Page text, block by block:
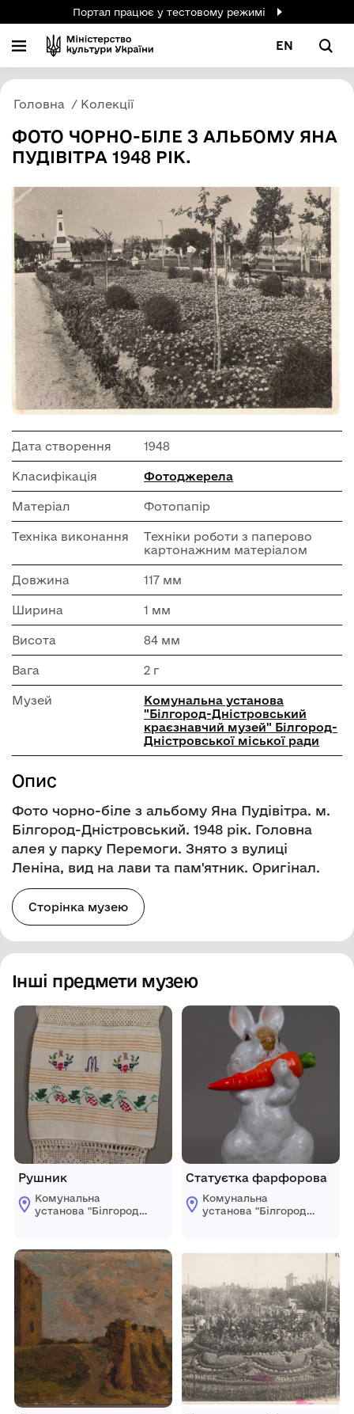
Портал працює у тестовому режимі
EN
Головна Колекції
ФОТО ЧОРНО-БІЛЕ З АЛЬБОМУ ЯНА
ПУДІВІТРА 1948 РІК.
Дата створення 1948
Класифікація Фотоджерела
Матеріал Фотопапір
Техніка виконання
Техніки роботи з паперово
картонажним матеріалом
Довжина 117 мм
Ширина 1 мм
Висота 84 мм
Вага 2 г
Музей
Комунальна установа
"Білгород-Дністровський
краєзнавчий музей" Білгород-
Дністровської міської ради
Опис
Фото чорно-біле з альбому Яна Пудівітра. м.
Білгород-Дністровський. 1948 рік. Головна
алея у парку Перемоги. Знято з вулиці
Леніна, вид на лави та пам'ятник. Оригінал.
Сторінка музею
Інші предмети музею
Рушник
Комунальна
установа "Білгород-
Білгород-
Дністровської
міської ради
Статуєтка фарфорова
Комунальна
установа "Білгород-